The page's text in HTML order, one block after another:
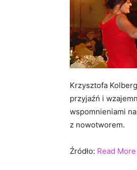
Krzysztofa
przyjaźń i
wspomnieniami
z nowotworem.
Źródło: Read More